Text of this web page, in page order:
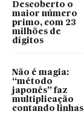
Descoberto o
maior número
primo, com 23
milhões de
dígitos
Não é magia:
“método
japonês” faz
multiplicação
contando linhas